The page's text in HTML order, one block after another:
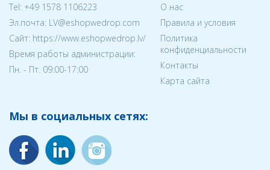
Tel: +49 1578 1106223
Эл.почта: LV@eshopwedrop.com
Cайт: https://www.eshopwedrop.lv/
Время работы администрации:
Пн. - Пт. 09:00-17:00
О нас
Правила и условия
Политика
конфиденциальности
Контакты
Карта сайта
Мы в социальных сетях: